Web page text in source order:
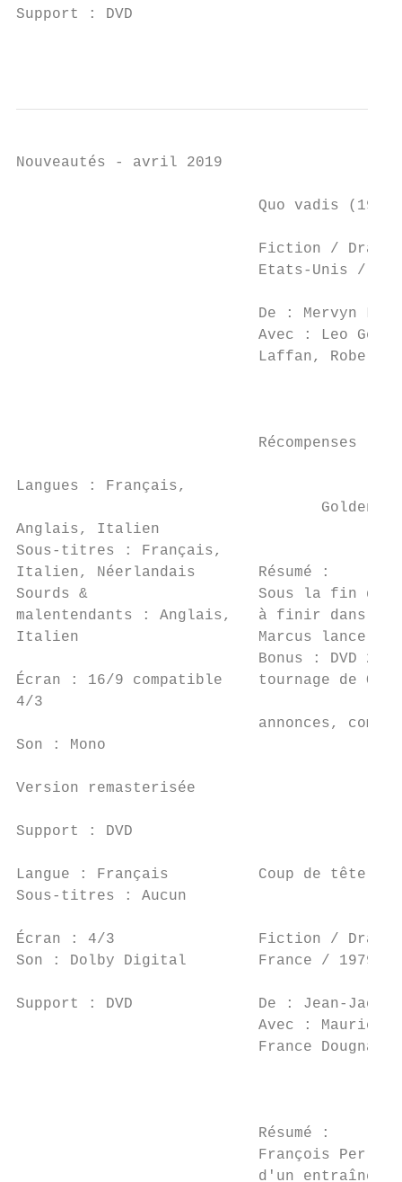
Support : DVD
Nouveautés - avril 2019
                           Quo vadis (1951)
Fiction /
Etats-Unis /
De : Mervyn
Avec : Leo
Laffan, Robert
                           Récompenses :
Langues : Français,
Golden
Anglais, Italien
Sous-titres : Français,
Italien, Néerlandais       Résumé :
Sourds &                   Sous la fin du règne
malentendants : Anglais,   à finir dans
Italien                    Marcus lance les
Bonus : DVD 2
Écran : 16/9 compatible    tournage de Quo
4/3
annonces,
Son : Mono
Version remasterisée
Support : DVD
Langue : Français          Coup de tête
Sous-titres : Aucun
Écran : 4/3                Fiction /
Son : Dolby Digital        France /
Support : DVD              De : Jean-
Avec : Maurice
France Dougnac
                           Résumé :
François
d'un